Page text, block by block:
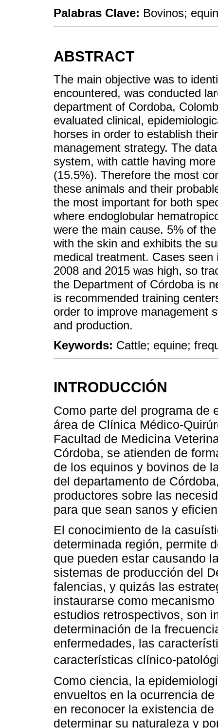
Palabras Clave: Bovinos;
ABSTRACT
The main objective was to
encountered, was conducted
department of Cordoba,
evaluated clinical,
horses in order to establish
management strategy. The
system, with cattle having
(15.5%). Therefore the most
these animals and their
the most important for both
where endoglobular
were the main cause. 5% of
with the skin and exhibits the
medical treatment. Cases
2008 and 2015 was high, so
the Department of Córdoba is
is recommended training
order to improve management
and production.
Keywords: Cattle; equine;
INTRODUCCIÓN
Como parte del programa de
área de Clínica Médico-
Facultad de Medicina
Córdoba, se atienden de
de los equinos y bovinos de
del departamento de
productores sobre las
para que sean sanos y
El conocimiento de la
determinada región, permite
que pueden estar causando
sistemas de producción del
falencias, y quizás las
instaurarse como
estudios retrospectivos, son
determinación de la
enfermedades, las
características clínico-
Como ciencia, la
envueltos en la ocurrencia
en reconocer la existencia
determinar su naturaleza y